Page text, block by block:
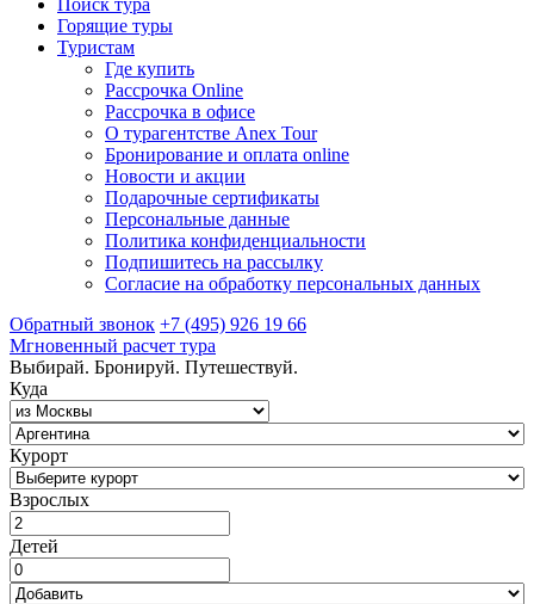
Поиск тура
Горящие туры
Туристам
Где купить
Рассрочка Online
Рассрочка в офисе
О турагентстве Anex Tour
Бронирование и оплата online
Новости и акции
Подарочные сертификаты
Персональные данные
Политика конфиденциальности
Подпишитесь на рассылку
Согласие на обработку персональных данных
Обратный звонок +7 (495) 926 19 66
Мгновенный расчет тура
Выбирай. Бронируй. Путешествуй.
Куда
Курорт
Взрослых
Детей